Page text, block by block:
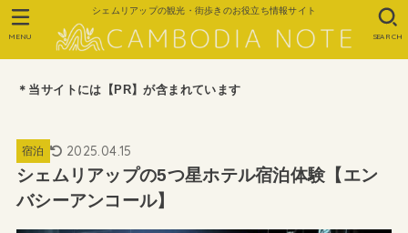
シェムリアップの観光・街歩きのお役立ち情報サイト
SEARCH
MENU
＊当サイトには【PR】が含まれています
宿泊 2025.04.15
シェムリアップの5つ星ホテル宿泊体験【エン
バシーアンコール】